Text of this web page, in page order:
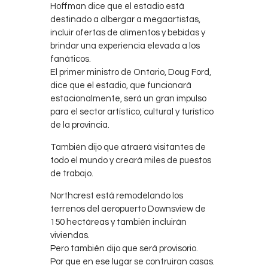
Hoffman dice que el estadio está
destinado a albergar a megaartistas,
incluir ofertas de alimentos y bebidas y
brindar una experiencia elevada a los
fanáticos.
El primer ministro de Ontario, Doug Ford,
dice que el estadio, que funcionará
estacionalmente, será un gran impulso
para el sector artístico, cultural y turístico
de la provincia.
También dijo que atraerá visitantes de
todo el mundo y creará miles de puestos
de trabajo.
Northcrest está remodelando los
terrenos del aeropuerto Downsview de
150 hectáreas y también incluirán
viviendas.
Pero también dijo que será provisorio.
Por que en ese lugar se contruiran casas.